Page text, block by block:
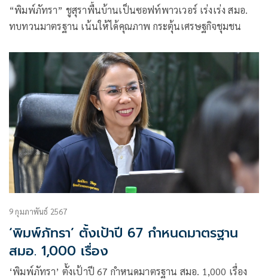
“พิมพ์ภัทรา” ชูสุราพื้นบ้านเป็นซอฟท์พาวเวอร์ เร่งเร่ง สมอ.
ทบทวนมาตรฐาน เน้นให้ได้คุณภาพ กระตุ้นเศรษฐกิจชุมชน
9 กุมภาพันธ์ 2567
‘พิมพ์ภัทรา’ ตั้งเป้าปี 67 กำหนดมาตรฐาน
สมอ. 1,000 เรื่อง
‘พิมพ์ภัทรา’ ตั้งเป้าปี 67 กำหนดมาตรฐาน สมอ. 1,000 เรื่อง